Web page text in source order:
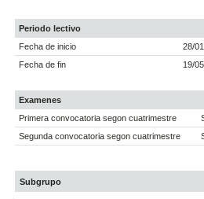
Periodo lectivo
Fecha de inicio
28/
Fecha de fin
19/
Examenes
Primera convocatoria segon cuatrimestre
Segunda convocatoria segon cuatrimestre
Subgrupo